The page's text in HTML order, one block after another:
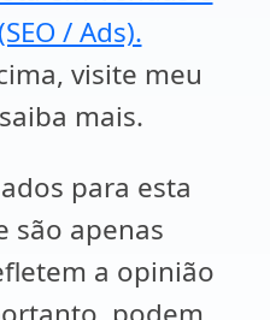
/ Ads).
visite meu
mais.
para esta
são apenas
a opinião